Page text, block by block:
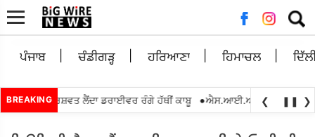
for:
ਪੰਜਾਬ ਚੰਡੀਗੜ੍ਹ ਹਰਿਆਣਾ ਹਿਮਾਚਲ
BREAKING
ਰੁਪਏ ਰਿਸ਼ਵਤ ਲੈਂਦਾ ਡਰਾਈਵਰ ਰੰਗੇ ਹੱਥੀਂ ਕਾਬੂ •ਐਸ.ਆਈ.ਆਰ.2026 ਦੌਰਾਨ
❮ ❚❚ ❯